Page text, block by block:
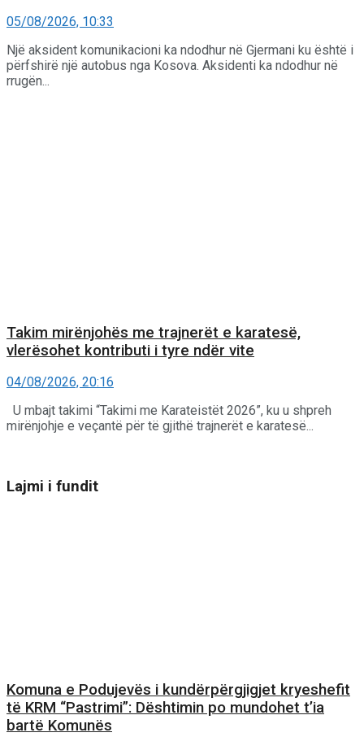
05/08/2026, 10:33
Një aksident komunikacioni ka ndodhur në Gjermani ku është i
përfshirë një autobus nga Kosova. Aksidenti ka ndodhur në
rrugën...
Takim mirënjohës me trajnerët e karatesë,
vlerësohet kontributi i tyre ndër vite
04/08/2026, 20:16
U mbajt takimi “Takimi me Karateistët 2026”, ku u shpreh
mirënjohje e veçantë për të gjithë trajnerët e karatesë...
Lajmi i fundit
Komuna e Podujevës i kundërpërgjigjet kryeshefit
të KRM “Pastrimi”: Dështimin po mundohet t’ia
bartë Komunës